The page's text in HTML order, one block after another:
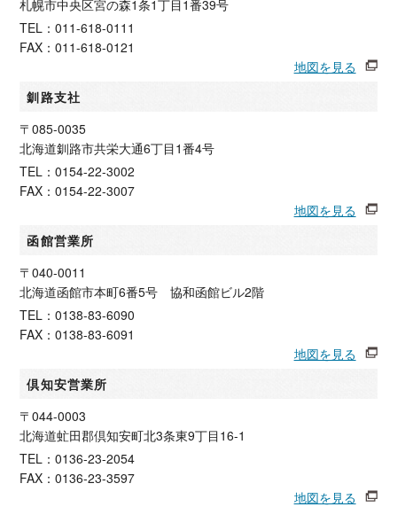
札幌市中央区宮の森1条1丁目1番39号
TEL：011-618-0111
FAX：011-618-0121
地図を見る
釧路支社
〒085-0035
北海道釧路市共栄大通6丁目1番4号
TEL：0154-22-3002
FAX：0154-22-3007
地図を見る
函館営業所
〒040-0011
北海道函館市本町6番5号 協和函館ビル2階
TEL：0138-83-6090
FAX：0138-83-6091
地図を見る
倶知安営業所
〒044-0003
北海道虻田郡倶知安町北3条東9丁目16-1
TEL：0136-23-2054
FAX：0136-23-3597
地図を見る